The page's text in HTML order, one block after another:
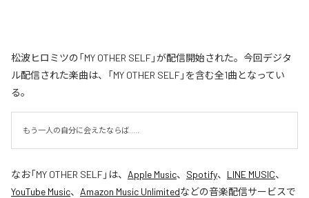
松波ヒロミツの「MY OTHER SELF」が配信開始された。今回デジタ
ル配信された楽曲は、「MY OTHER SELF」を含む全1曲となってい
る。
もう一人の自分に会えたならば.....
なお「MY OTHER SELF」は、 Apple Music、 Spotify、 LINE MUSIC、
YouTube Music、 Amazon Music Unlimitedなどの音楽配信サービスで